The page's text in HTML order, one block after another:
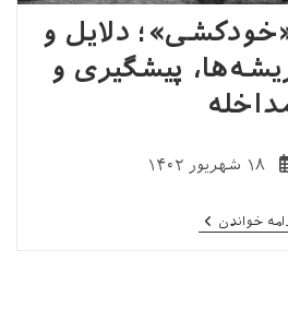
دلایل و
پیشگیری و
۱۸ شهریور ۱۴۰۲
خواندن «خودکشی»؛